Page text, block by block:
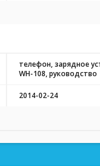
телефон, зарядное
WH-108, руководство
2014-02-24